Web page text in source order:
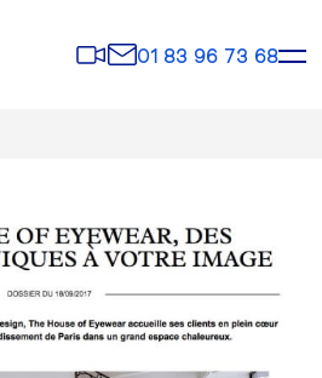
Rendez-
vous
Contact
01 83 96 73 68